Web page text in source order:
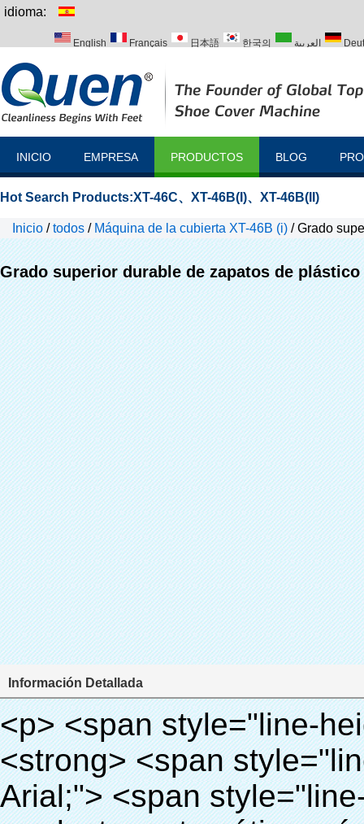
idioma:
English Français 日本語 한국의 العربية
INICIO EMPRESA PRODUCTOS BLOG
Hot Search Products:XT-46C、 XT-46B(I)、 XT-46B(II)
Inicio /todos / Máquina de la cubierta XT-46B (i) /Grado
Grado superior durable de zapatos de
Información Detallada
<p> <span style="line-height: 24px; font-size: 16px;"> <strong> <span style="line-height: 27px; font-family: Arial;"> <span style="line-height: 24px;"> Nombre del producto: automático máquina de la cubierta </span> </span> </strong> </span> </p> <p> <span style="line-height: 24px; font-size: 16px;"> <strong> </strong> <strong> <span style="line-height: 24px; font-family: Arial;"> Modelo no.: XT-46B (i) </span> </strong> </span> </p> <p>&nbsp;&nbsp;</p> <div id="ali-anchor-AliPostDhMb-e46fe" style="padding-top: 8px; background-color: #f5f5f5;" data-section-title="Product Uses" data-section="AliPostDhMb-e46fe"> <div id="ali-title-AliPostDhMb-e46fe" style="padding: 8px 0px; border-bottom-style: solid;"> <span style="background-color: #ddd; color: #333; font-weight: bold; padding: 8px 10px; line-height: 12px;"> Producto utiliza </span> </div> <div style="padding: 10px 0px;"> <p>&nbsp;<img src="http://i03.i.aliimg.com/simg/single/icon/placeholder_100x100.png" data-src="http://g01.s.alicdn.com/kf/HTB1PdJsIVXXXXXwXFXXq6xXFXXXp/200852200/HTB1PdJsIVXXXXXwXFXXq6xXFXXXp.jpg" data-alt="Grado superior durable de zapatos de plástico dispensador de la cubierta para el hogar" width="700" ori-width="800" ori-height="922" /> <noscript><img src="http://g01.s.alicdn.com/kf/HTB1PdJsIVXXXXXwXFXXq6xXFXXXp/200852200/HTB1PdJsIVXXXXXwXFXXq6xXFXXXp.jpg" alt="Grado superior durable de zapatos de plástico dispensador de la cubierta para el hogar" width="700" ori-width="800" ori-height="922"></noscript> </p> <p>&nbsp;</p> <p><img src="http://i03.i.aliimg.com/simg/single/icon/placeholder_100x100.png" data-src="http://g03.s.alicdn.com/kf/HTB1dGKSHVXXXXX5XXXXq6xXFXXXf/200852200/HTB1dGKSHVXXXXX5XXXXq6xXFXXXf.jpg" width="700" /> <noscript><img src="http://g03.s.alicdn.com/kf/HTB1dGKSHVXXXXX5XXXXq6xXFXXXf/200852200/HTB1dGKSHVXXXXX5XXXXq6xXFXXXf.jpg" width="700"></noscript> </p> </div> </div> <p>&nbsp;</p> <p>&nbsp;</p> <div id="ali-anchor-AliPostDhMb-te3xv" style="padding-top: 8px;" data-section-title="Technology" data-section="AliPostDhMb-te3xv"> <div id="ali-title-AliPostDhMb-te3xv" style="padding: 8px 0px; border-bottom-style: solid;"> <span style="background-color: #ddd; color: #333; font-weight: bold; padding: 8px 10px; line-height: 12px;"> Tecnología </span> </div> <div style="padding: 10px 0px;"> <p>&nbsp; <span style="line-height: normal; font-size: 14px; font-family: Arial;"> Esta máquina de la cubierta automática utiliza el principio de que <span style="line-height: 21px; color: #0000ff;"> <strong> <span style="line-height: 21px; color: #99cc00;"> <em> T </em> </span> </strong> </span> </span> <strong> <span style="line-height: 21px; color: #99cc00;"> <em> <span style="line-height: normal; font-family: Arial;"> Hermo film retráctil se reducirá en </span> </em> </span> </strong> </p> <p> <span style="line-height: 21px; font-size: 14px;"> <strong> <em> <span style="line-height: normal; font-family: Arial; color: #99cc00;"> Temperatura adecuada </span> </em> </strong> <span style="line-height: normal; font-family: Arial;"> <strong> <em> <span style="line-height: 21px; color: #99cc00;"> . </span> </em> </strong> Tecnología diferente de otros cubierta del zapato </span> <span style="line-height: normal; font-family: Arial;"> Máquina </span> <span style="line-height: normal; font-family: Arial;"> . </span> </span> </p> <p> <span style="line-height: 21px; font-size: 14px;"> <span style="line-height: normal; font-family: Arial;"> Puede <span style="line-height: 21px; color: #0000ff;"> </span> </span> <em> <span style="line-height: normal; font-weight: bold; font-family: Arial; color: #99cc00;"> Automáticamente </span> </em> <span style="line-height: normal; font-family: Arial;"> <em> <span style="line-height: 21px; color: #99cc00;"> </span> </em> Salidas y corta la película de PVC y </span> <em> <span style="line-height: normal; font-weight: bold; font-family: Arial; color: #99cc00;"> Proporcionar aire caliente. </span> </em> </span> </p> <p><br> <strong> <span style="line-height: 21px; font-size: 14px;"> <span style="line-height: normal; font-family: Arial;"> Que </span> <span style="line-height: 18px;"> <span style="line-height: normal; font-family: Arial;"> Sólo toma tres </span> </span> <span style="line-height: normal; font-family: Arial;"> Segundos para hacer que